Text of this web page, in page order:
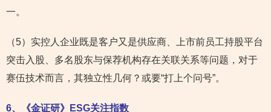
一。
（5）实控人企业既是客户又是供应商、上市前员工持股平台
突击入股、多名股东与保荐机构存在关联关系等问题，对于
赛伍技术而言，其独立性几何？或要“打上个问号”。
6、《金证研》ESG关注指数